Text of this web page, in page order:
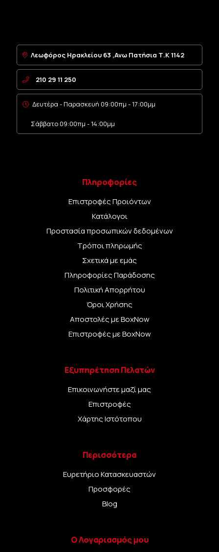
Λεωφόρος Ηρακλείου 63 ,Ανω Πατήσια Τ.Κ 1142
210 29 11 250
Δευτέρα - Παρασκευή 09:00πμ - 17:00μμ
Σάββατο 09:00πμ - 14:00μμ
Πληροφορίες
Επιστροφές Προιόντων
Κατάλογοι
Προστασία προσωπικών δεδομένων
Τρόποι πληρωμής
Σχετικά με εμάς
Πληροφορίες Παράδοσης
Πολιτική Απορρήτου
Όροι Χρήσης
Αποστολές με BoxNow
Επιστροφές με BoxNow
Εξυπηρέτηση Πελατών
Επικοινωνήστε μαζί μας
Επιστροφές
Χάρτης Ιστότοπου
Περισσότερα
Ευρετήριο Κατασκευαστών
Προσφορές
Blog
Ο Λογαριασμός μου